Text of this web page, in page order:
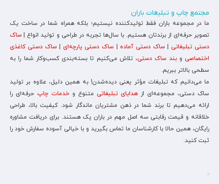
مجتمع چاپ و تبلیغات باران
ما در مجموعه باران فقط تولیدکننده نیستیم؛ بلکه همراه شما در ساخت یک
تصویر حرفه‌ای از برندتان هستیم. با سال‌ها تجربه در طراحی و تولید انواع | ساک
دستی تبلیغاتی |ساک دستی آماده ساک دستی پارچه‌ای| ساک دستی کاغذی
اختصاصی وبند ساک دستی، تلاش می‌کنیم تا بسته‌بندی کسب‌وکار شما را به
سطحی بالاتر ببریم.
ما می‌دانیم که تبلیغات مؤثر یعنی دیده‌شدن! به همین دلیل، علاوه بر تولید
ساک دستی، مجموعه‌ای از هدایای تبلیغاتی متنوع و خدمات چاپ حرفه‌ای را
ارائه می‌دهیم تا برند شما در ذهن مشتریان ماندگار شود. کیفیت بالا، طراحی
خلاقانه و قیمت رقابتی سه اصل مهم در باران پک هستند. برای دریافت مشاوره
رایگان، همین حالا با کارشناسان ما تماس بگیرید و با خیالی آسوده سفارش خود را
ثبت کنید.